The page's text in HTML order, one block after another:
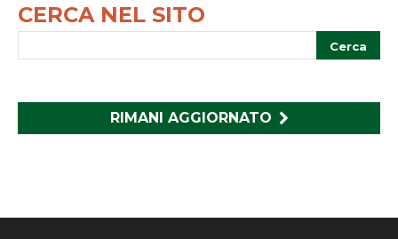
CERCA NEL SITO
RIMANI AGGIORNATO